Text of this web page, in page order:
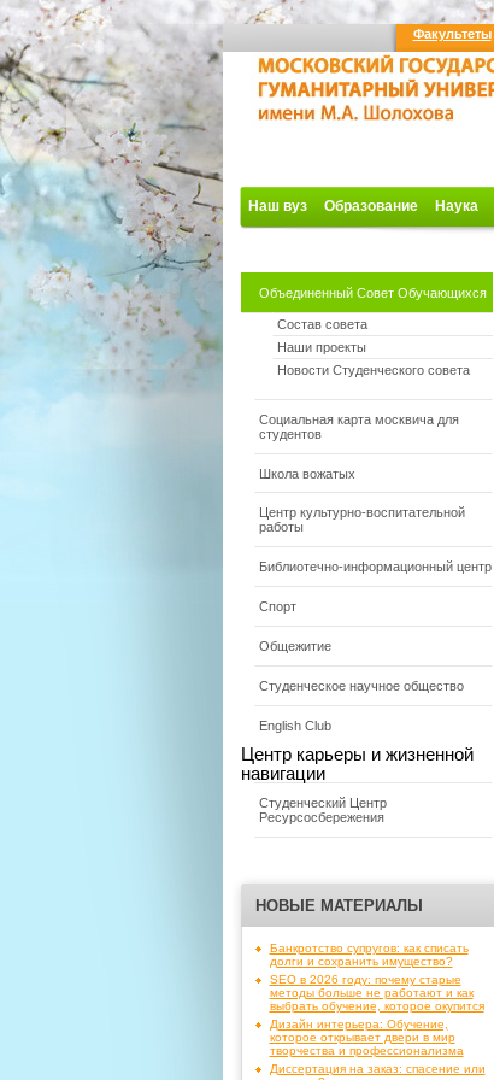
Факультеты
Наш вуз Образование Наука
Объединенный Совет Обучающихся
Состав совета
Наши проекты
Новости Студенческого совета
Социальная карта москвича для
студентов
Школа вожатых
Центр культурно-воспитательной
работы
Библиотечно-информационный центр
Спорт
Общежитие
Студенческое научное общество
English Club
Центр карьеры и жизненной
навигации
Студенческий Центр
Ресурсосбережения
НОВЫЕ МАТЕРИАЛЫ
Банкротство супругов: как списать
долги и сохранить имущество?
SEO в 2026 году: почему старые
методы больше не работают и как
выбрать обучение, которое окупится
Дизайн интерьера: Обучение,
которое открывает двери в мир
творчества и профессионализма
Диссертация на заказ: спасение или